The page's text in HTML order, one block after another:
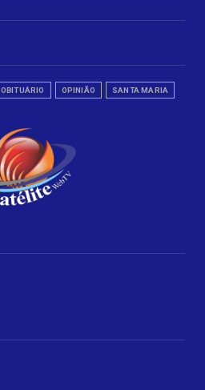
OBITUÁRIO OPINIÃO SANTA MARIA